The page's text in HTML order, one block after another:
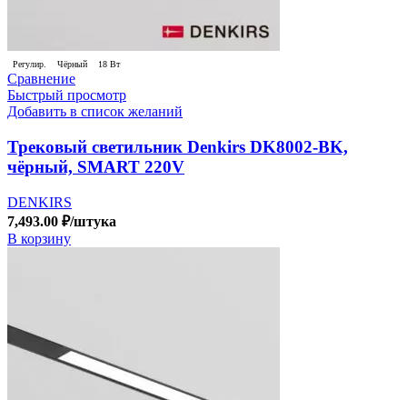
Регулир. Чёрный 18 Вт
Сравнение
Быстрый просмотр
Добавить в список желаний
Трековый светильник Denkirs DK8002-BK,
чёрный, SMART 220V
DENKIRS
7,493.00 ₽/штука
В корзину